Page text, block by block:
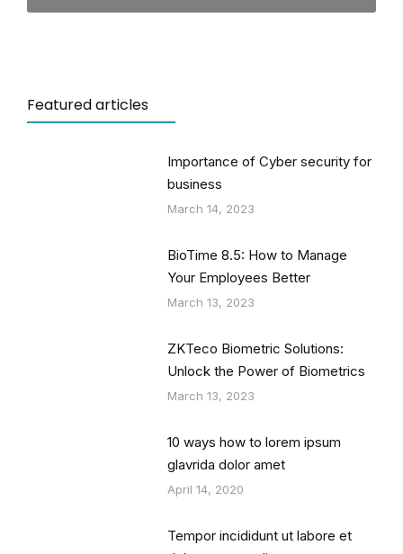
Featured articles
Importance of Cyber security for
business
March 14, 2023
BioTime 8.5: How to Manage
Your Employees Better
March 13, 2023
ZKTeco Biometric Solutions:
Unlock the Power of Biometrics
March 13, 2023
10 ways how to lorem ipsum
glavrida dolor amet
April 14, 2020
Tempor incididunt ut labore et